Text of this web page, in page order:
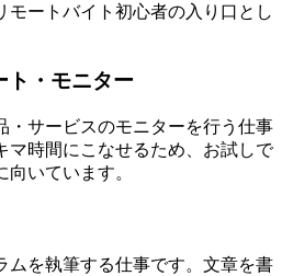
モートバイト初心者の入り口とし
ト・モニター
・サービスのモニターを行う仕事
マ時間にこなせるため、お試しで
いています。
ムを執筆する仕事です。文章を書